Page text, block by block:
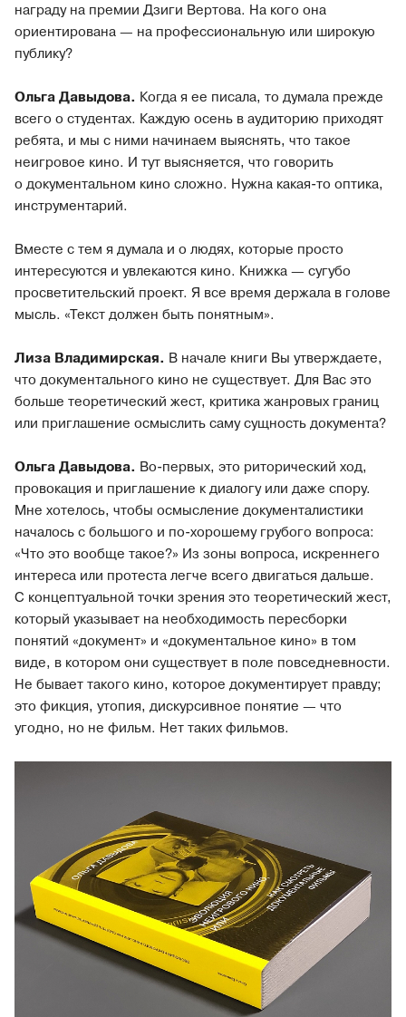
награду на премии Дзиги Вертова. На кого она
ориентирована — на профессиональную или широкую
публику?
Ольга Давыдова. Когда я ее писала, то думала прежде
всего о студентах. Каждую осень в аудиторию приходят
ребята, и мы с ними начинаем выяснять, что такое
неигровое кино. И тут выясняется, что говорить
о документальном кино сложно. Нужна какая-то оптика,
инструментарий.
Вместе с тем я думала и о людях, которые просто
интересуются и увлекаются кино. Книжка — сугубо
просветительский проект. Я все время держала в голове
мысль. «Текст должен быть понятным».
Лиза Владимирская. В начале книги Вы утверждаете,
что документального кино не существует. Для Вас это
больше теоретический жест, критика жанровых границ
или приглашение осмыслить саму сущность документа?
Ольга Давыдова. Во-первых, это риторический ход,
провокация и приглашение к диалогу или даже спору.
Мне хотелось, чтобы осмысление документалистики
началось с большого и по-хорошему грубого вопроса:
«Что это вообще такое?» Из зоны вопроса, искреннего
интереса или протеста легче всего двигаться дальше.
С концептуальной точки зрения это теоретический жест,
который указывает на необходимость пересборки
понятий «документ» и «документальное кино» в том
виде, в котором они существует в поле повседневности.
Не бывает такого кино, которое документирует правду;
это фикция, утопия, дискурсивное понятие — что
угодно, но не фильм. Нет таких фильмов.